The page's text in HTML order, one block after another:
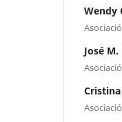
Wendy
José